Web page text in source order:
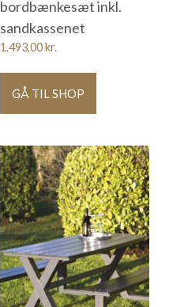
bordbænkesæt inkl.
sandkassenet
1.493,00kr.
GÅ TIL SHOP